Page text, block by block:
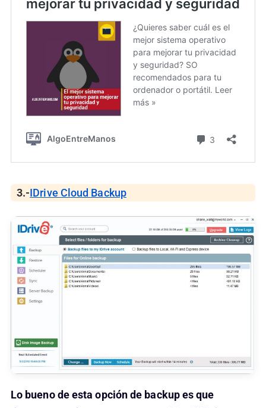
3.-IDrive Cloud Backup
Lo bueno de esta opción de backup es que